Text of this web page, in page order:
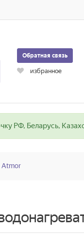
Обратная связь
избранное
РФ, Беларусь,
Atmor